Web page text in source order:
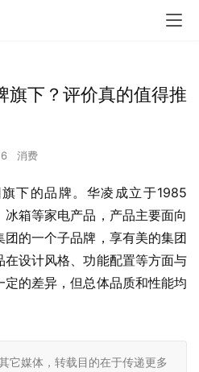
旗下？评价真的值得推
消费
下的品牌。华凌成立于1985
箱等家电产品，产品主要面向
的一个子品牌，享有美的集团
设计风格、功能配置等方面与
的差异，但总体品质和性能均
它媒体，转载目的在于传递更多